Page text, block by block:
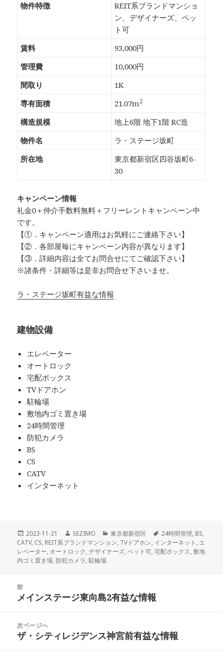
物件特徴
REIT系ブランドマンショ
ン、デザイナーズ、ペッ
ト可
賃料
93,000円
管理費
10,000円
間取り
1K
専有面積
21.07m2
構造規模
地上6階 地下1階 RC造
物件名
ラ・ステージ坂町
所在地
東京都新宿区四谷坂町6-
30
キャンペーン情報
礼金0＋仲介手数料無料＋ フリーレント キャンペーン中
です。
【①．キャンペーン適用はお気軽にご連絡下さい】
【②．各部屋毎にキャンペーン内容が異なります】
【③．詳細内容は全てお問合せにてご確認下さい】
※諸条件・詳細等は是非お問合せ下さいませ。
ラ・ステージ坂町有益な情報
建物設備
エレベーター
オートロック
宅配ボックス
TVドアホン
駐輪場
敷地内ゴミ置き場
24時間管理
防犯カメラ
BS
CS
CATV
インターネット
投
稿
日:
2023-11-21
作
成
者
SEZIMO
カ
テ
ゴ
東京都新宿区
タ
グ
24時間管理, BS,
CATV, CS, REIT系ブランドマンション, TVドアホン, インターネット , エ
レベーター, オートロック,デザイナーズ,ペット可,宅配ボックス, 敷地
内ゴミ置き場,防犯カメラ,駐輪場
前
前
投
稿:
メインステージ東向島2有益な情報
次ページへ
次
ザ・シティレジデンス神宮前有益な情報